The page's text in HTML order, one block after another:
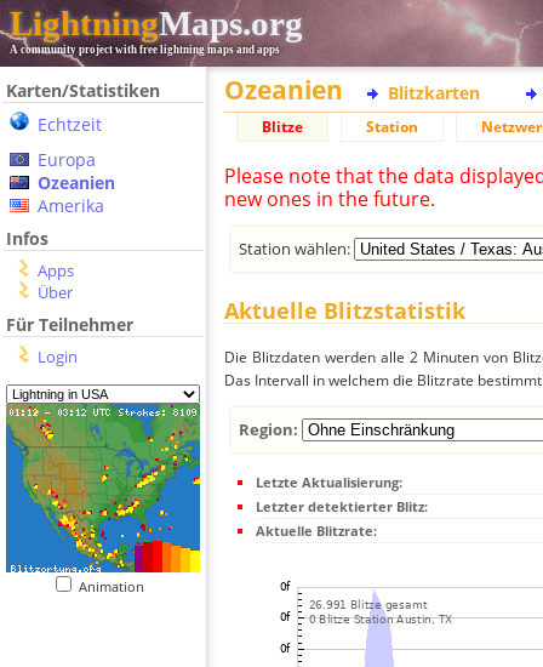
LightningMaps.org
A community project with free lightning maps and apps
Karten/Statistiken
Echtzeit
Europa
Ozeanien
Amerika
Infos
Apps
Über
Für Teilnehmer
Login
Animation
Ozeanien Blitzkarten
Blitze Station
Please note that the data
new ones in the future.
Station wählen:
Aktuelle Blitzstatistik
Die Blitzdaten werden alle 2 Minuten von
Das Intervall in welchem die Blitzrate
Region:
Letzte Aktualisierung:
Letzter detektierter Blitz:
Aktuelle Blitzrate: